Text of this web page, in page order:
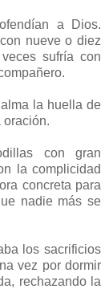
a Dios.
nueve o diez
sufría con
la huella de
oración.
con gran
la complicidad
concreta para
nadie más se
los sacrificios
vez por dormir
rechazando la